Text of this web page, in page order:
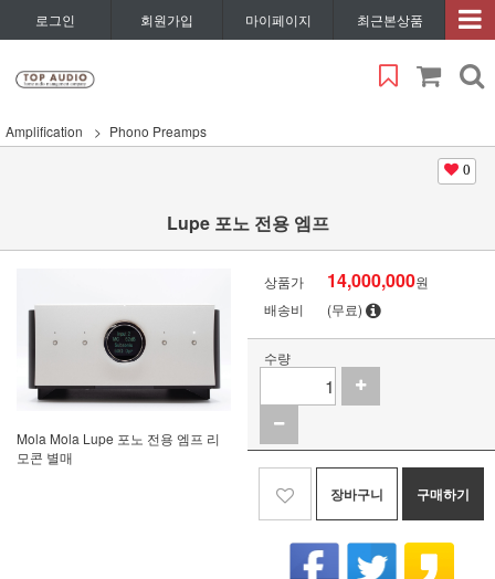
로그인 회원가입 마이페이지 최근본상품
Amplification Phono Preamps
0
Lupe 포노 전용 엠프
Mola Mola Lupe 포노 전용 엠프 리
모콘 별매
상품가 14,000,000원
배송비
(무료)
수량
장바구니 구매하기